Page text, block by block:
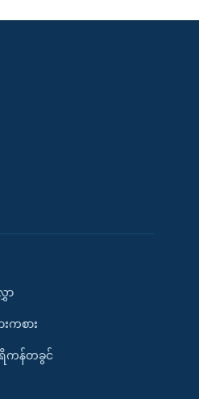
ာ
ကစား
ကန်တခွင်